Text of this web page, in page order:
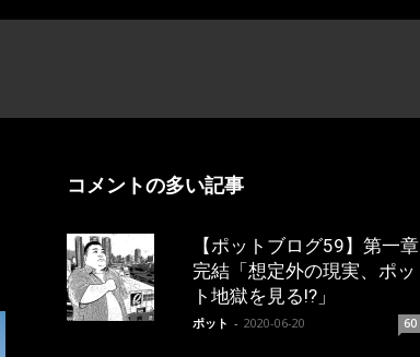
コメントの多い記事
【ポットブログ59】第一章
完結「想定外の現実、ポッ
ト地獄を見る!?」
ポット - 2020-06-20 60